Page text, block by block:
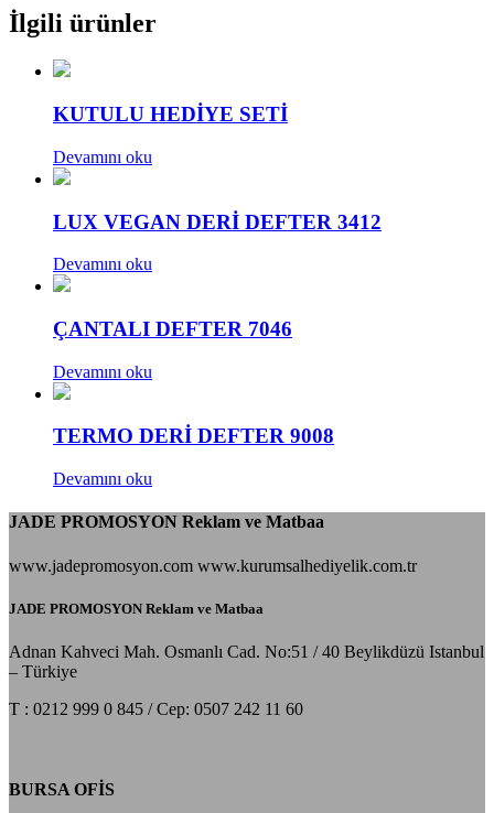
İlgili ürünler
KUTULU HEDİYE SETİ
Devamını oku
LUX VEGAN DERİ DEFTER 3412
Devamını oku
ÇANTALI DEFTER 7046
Devamını oku
TERMO DERİ DEFTER 9008
Devamını oku
JADE PROMOSYON Reklam ve Matbaa
www.jadepromosyon.com www.kurumsalhediyelik.com.tr
JADE PROMOSYON Reklam ve Matbaa
Adnan Kahveci Mah. Osmanlı Cad. No:51 / 40 Beylikdüzü Istanbul
– Türkiye
T : 0212 999 0 845 / Cep: 0507 242 11 60
BURSA OFİS